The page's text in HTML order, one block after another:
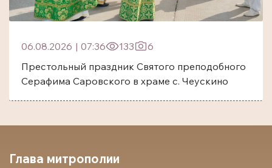
06.08.2026 | 07:36 133
6
Престольный праздник Святого преподобного
Серафима Саровского в храме с. Чеускино
Глава митрополии